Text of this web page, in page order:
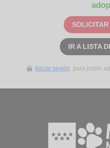
SOLICITAR
IR A LISTA
Iniciar sesión para poder